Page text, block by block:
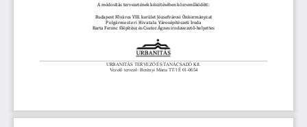
A módosítás tervezetének készítésében közreműködött:
Budapest Főváros VIII. kerület Józsefvárosi Önkormányzat
Polgármesteri Hivatala Városépítészeti Iroda
Barta Ferenc főépítész és Csutor Ágnes irodavezető helyettes
URBANITÁS TERVEZŐ ÉS TANÁCSADÓ Kft.
Vezető tervező: Berényi Mária TT/1É 01 0654